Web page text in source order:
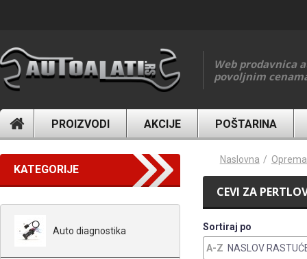
Web prodavnica
povoljnim
PROIZVODI AKCIJE POŠTARINA
KATEGORIJE
Auto diagnostika
You are here
Naslovna
CEVI ZA
Sortiraj po
NASLOV